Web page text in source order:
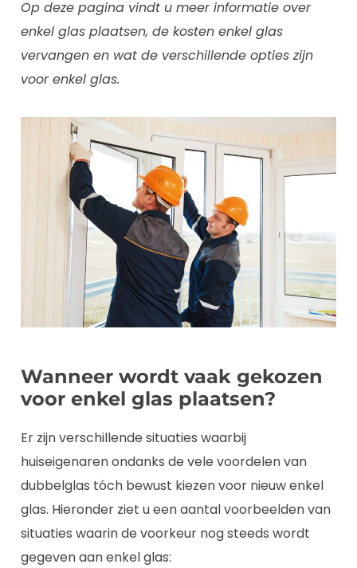
Op deze pagina vindt u meer informatie over
enkel glas plaatsen, de kosten enkel glas
vervangen en wat de verschillende opties zijn
voor enkel glas.
Wanneer wordt vaak gekozen
voor enkel glas plaatsen?
Er zijn verschillende situaties waarbij
huiseigenaren ondanks de vele voordelen van
dubbelglas tóch bewust kiezen voor nieuw enkel
glas. Hieronder ziet u een aantal voorbeelden van
situaties waarin de voorkeur nog steeds wordt
gegeven aan enkel glas: